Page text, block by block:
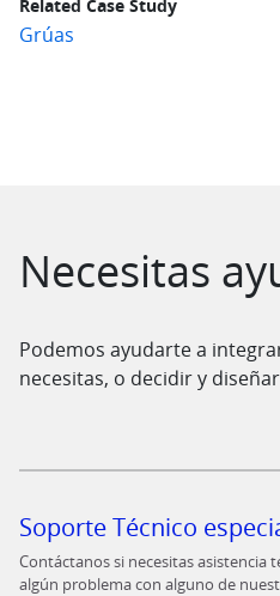
Related Case Study
Grúas
Necesitas
Podemos ayudarte a
necesitas, o decidir y
Soporte Técnico
Contáctanos si necesitas asistencia
algún problema con alguno de